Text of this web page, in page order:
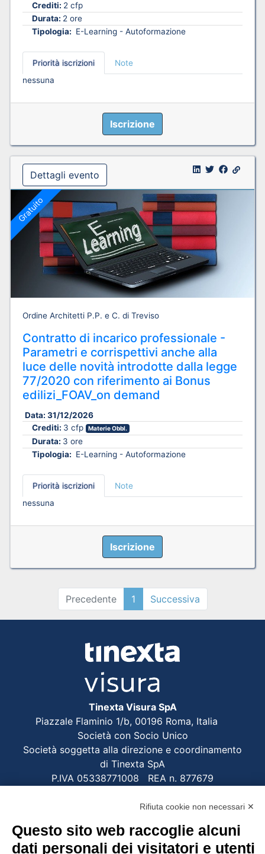
Crediti: 2 cfp
Durata: 2 ore
Tipologia: E-Learning - Autoformazione
Priorità iscrizioni
Note
nessuna
Iscrizione
Dettagli evento
Gratuito
Ordine Architetti P.P. e C. di Treviso
Contratto di incarico professionale -
Parametri e corrispettivi anche alla
luce delle novità introdotte dalla legge
77/2020 con riferimento ai Bonus
edilizi_FOAV_on demand
Data: 31/12/2026
Crediti: 3 cfp Materie Obbl.
Durata: 3 ore
Tipologia: E-Learning - Autoformazione
Priorità iscrizioni
Note
nessuna
Iscrizione
Precedente 1 Successiva
Tinexta Visura SpA
Piazzale Flaminio 1/b, 00196 Roma, Italia
Società con Socio Unico
Società soggetta alla direzione e coordinamento
di Tinexta SpA
P.IVA 05338771008 REA n. 877679
Recupero Password
Rifiuta cookie non necessari ✕
Questo sito web raccoglie alcuni
dati personali dei visitatori e utenti